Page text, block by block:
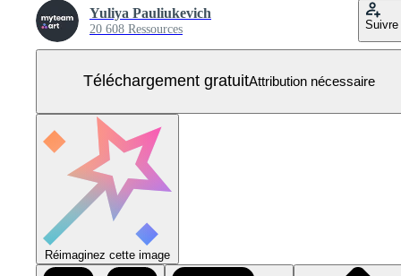
Yuliya Pauliukevich
20 608 Ressources Suivre
Téléchargement gratuitAttribution nécessaire
Réimaginez cette image